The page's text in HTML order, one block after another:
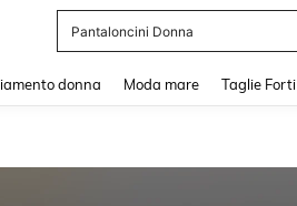
Pantaloncini Donna
donna Moda mare Taglie Forti